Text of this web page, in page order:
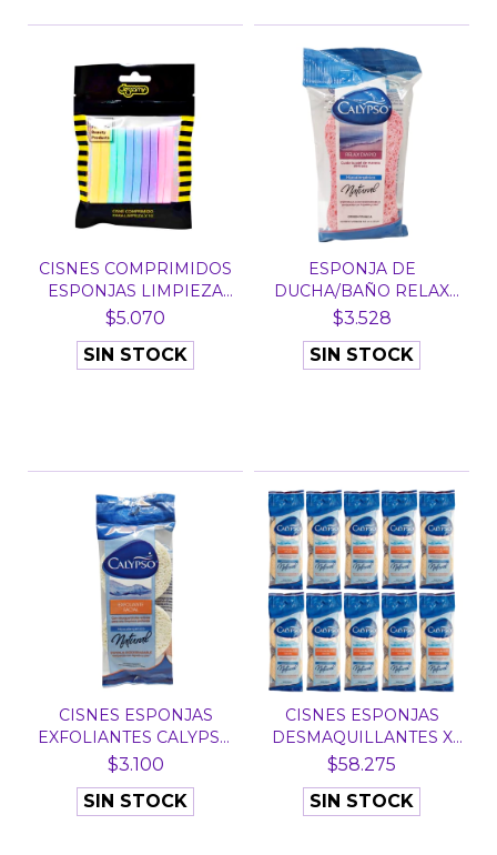
CISNES COMPRIMIDOS
ESPONJAS LIMPIEZA
FAC...
$5.070
SIN STOCK
ESPONJA DE
DUCHA/BAÑO RELAX
DIARIO CALYP...
$3.528
SIN STOCK
CISNES ESPONJAS
EXFOLIANTES CALYPSO
X 2...
$3.100
SIN STOCK
CISNES ESPONJAS
DESMAQUILLANTES X
40 UNI...
$58.275
SIN STOCK